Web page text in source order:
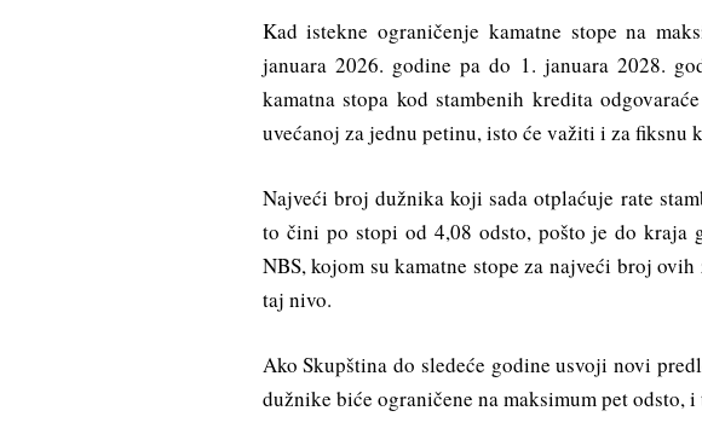
Kad istekne ograničenje kamatne stope na
januara 2026. godine pa do 1. januara 2028.
kamatna stopa kod stambenih kredita
uvećanoj za jednu petinu, isto će važiti i za fiksnu
Najveći broj dužnika koji sada otplaćuje rate
to čini po stopi od 4,08 odsto, pošto je do kraja
NBS, kojom su kamatne stope za najveći broj
taj nivo.
Ako Skupština do sledeće godine usvoji novi
dužnike biće ograničene na maksimum pet odsto,